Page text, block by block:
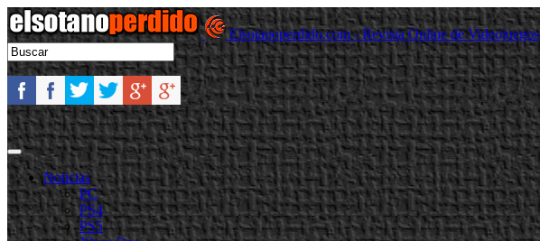
Elsotanoperdido.com - Revista Online de Videojuegos
Noticias
PC
PS4
PS5